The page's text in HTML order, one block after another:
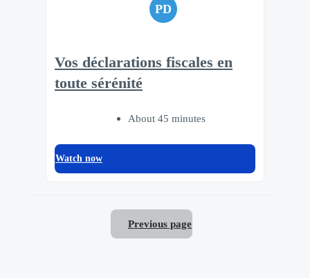
PD
Vos déclarations fiscales en
toute sérénité
About 45 minutes
Watch now
Previous page